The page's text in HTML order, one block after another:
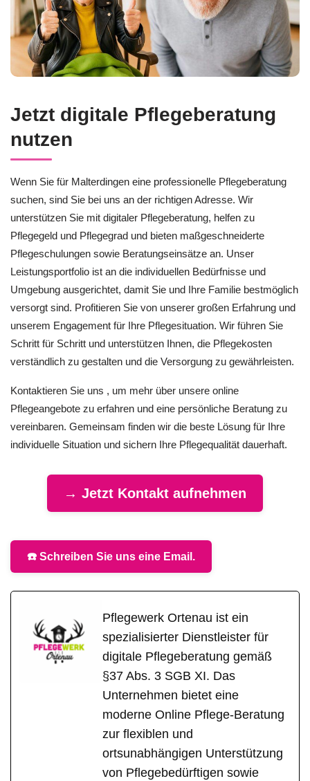
Jetzt digitale Pflegeberatung
nutzen
Wenn Sie für Malterdingen eine professionelle Pflegeberatung
suchen, sind Sie bei uns an der richtigen Adresse. Wir
unterstützen Sie mit digitaler Pflegeberatung, helfen zu
Pflegegeld und Pflegegrad und bieten maßgeschneiderte
Pflegeschulungen sowie Beratungseinsätze an. Unser
Leistungsportfolio ist an die individuellen Bedürfnisse und
Umgebung ausgerichtet, damit Sie und Ihre Familie bestmöglich
versorgt sind. Profitieren Sie von unserer großen Erfahrung und
unserem Engagement für Ihre Pflegesituation. Wir führen Sie
Schritt für Schritt und unterstützen Ihnen, die Pflegekosten
verständlich zu gestalten und die Versorgung zu gewährleisten.
Kontaktieren Sie uns , um mehr über unsere online
Pflegeangebote zu erfahren und eine persönliche Beratung zu
vereinbaren. Gemeinsam finden wir die beste Lösung für Ihre
individuelle Situation und sichern Ihre Pflegequalität dauerhaft.
→ Jetzt Kontakt aufnehmen
☎️ Schreiben Sie uns eine Email.
Pflegewerk Ortenau ist ein
spezialisierter Dienstleister für
digitale Pflegeberatung gemäß
§37 Abs. 3 SGB XI. Das
Unternehmen bietet eine
moderne Online Pflege-Beratung
zur flexiblen und
ortsunabhängigen Unterstützung
von Pflegebedürftigen sowie